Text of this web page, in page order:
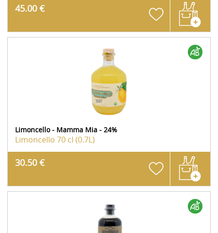
45.00 €
Limoncello - Mamma Mia - 24%
Limoncello 70 cl (0.7L)
30.50 €